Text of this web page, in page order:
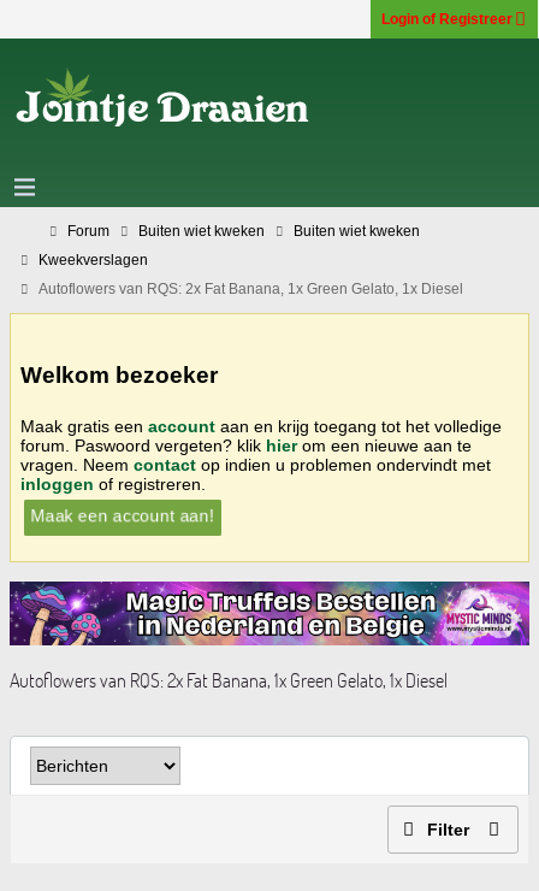
Login of Registreer
Forum Buiten wiet kweken
Buiten wiet kweken
Kweekverslagen
Autoflowers van RQS: 2x Fat Banana, 1x Green Gelato, 1x Diesel
Welkom bezoeker
Maak gratis een account aan en krijg toegang tot het volledige
forum. Paswoord vergeten? klik hierom een nieuwe aan te
vragen. Neem contact op indien u problemen ondervindt met
inloggen of registreren.
Maak een account aan!
Autoflowers van RQS: 2x Fat Banana, 1x Green Gelato, 1x Diesel
Filter